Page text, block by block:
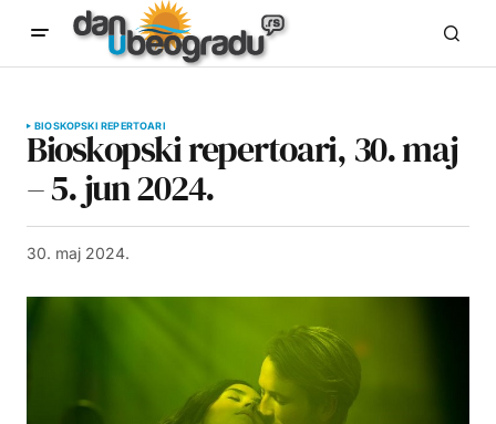
BIOSKOPSKI REPERTOARI
Bioskopski repertoari, 30. maj
– 5. jun 2024.
30. maj 2024.